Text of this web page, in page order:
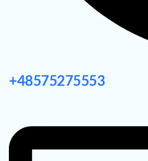
+48575275553